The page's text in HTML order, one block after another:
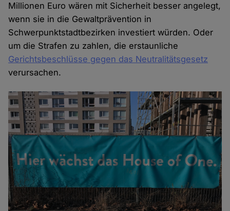
Millionen Euro wären mit Sicherheit besser angelegt,
wenn sie in die Gewaltprävention in
Schwerpunktstadtbezirken investiert würden. Oder
um die Strafen zu zahlen, die erstaunliche
Gerichtsbeschlüsse gegen das Neutralitätsgesetz
verursachen.